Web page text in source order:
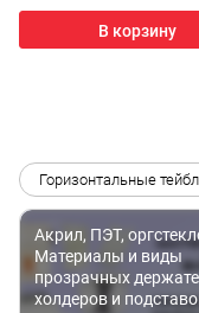
В корзину
Горизонтальные
Акрил, ПЭТ,
Материалы и виды
прозрачных
холдеров и